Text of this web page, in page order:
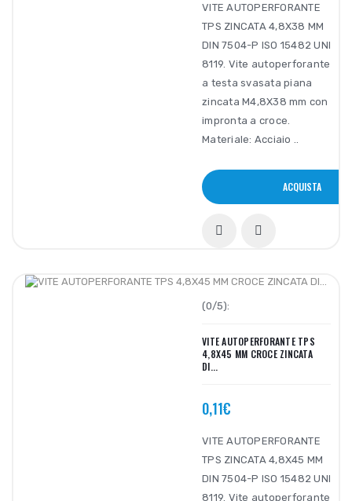
VITE AUTOPERFORANTE
TPS ZINCATA 4,8X38 MM
DIN 7504-P ISO 15482 UNI
8119. Vite autoperforante
a testa svasata piana
zincata M4,8X38 mm con
impronta a croce.
Materiale: Acciaio ..
ACQUISTA
(0/5):
VITE AUTOPERFORANTE TPS
4,8X45 MM CROCE ZINCATA
DI...
0,11€
VITE AUTOPERFORANTE
TPS ZINCATA 4,8X45 MM
DIN 7504-P ISO 15482 UNI
8119. Vite autoperforante